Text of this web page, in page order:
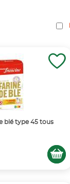
blé type 45 tous